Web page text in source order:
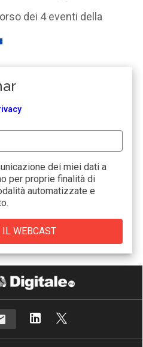
dei 4 eventi della
dei miei dati a
per proprie finalità di
automatizzate e